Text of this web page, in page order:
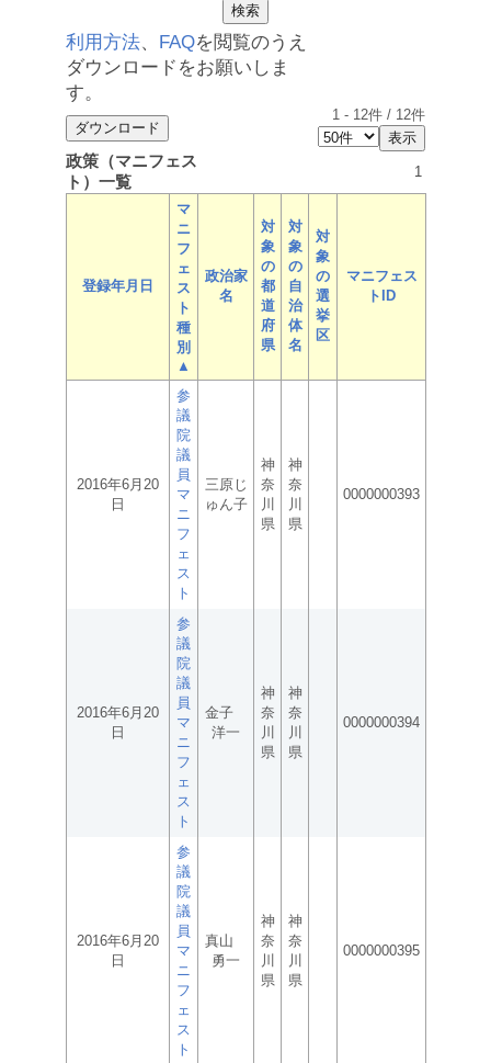
利用方法、 FAQを閲覧のうえ
ダウンロードをお願いしま
す。
1 - 12件 / 12件
政策（マニフェス
ト）一覧
1
登録年月日
マ
ニ
フ
ェ
ス
ト
種
別
▲
政治家
名
対
象
の
都
道
府
県
対
象
の
自
治
体
名
対
象
の
選
挙
区
マニフェス
トID
2016年6月20
日
参
議
院
議
員
マ
ニ
フ
ェ
ス
ト
三原じ
ゅん子
神
奈
川
県
神
奈
川
県
0000000393
2016年6月20
日
参
議
院
議
員
マ
ニ
フ
ェ
ス
ト
金子
洋一
神
奈
川
県
神
奈
川
県
0000000394
2016年6月20
日
参
議
院
議
員
マ
ニ
フ
ェ
ス
ト
真山
勇一
神
奈
川
県
神
奈
川
県
0000000395